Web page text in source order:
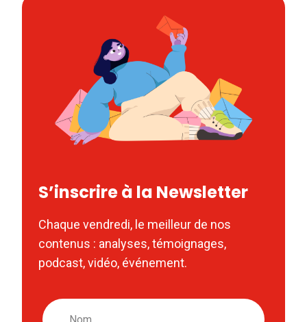
S’inscrire à la Newsletter
Chaque vendredi, le meilleur de nos
contenus : analyses, témoignages,
podcast, vidéo, événement.
Nom